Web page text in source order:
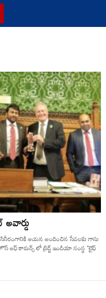
సినీరంగానికి ఆయన అందించిన సేవలకు గాను
ఆఫ్ కామన్స్ లో బ్రిడ్జ్ ఇండియా సంస్థ "లైఫ్